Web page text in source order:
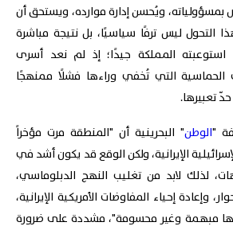
ويُحسن إدارة موارده، ويستحق أن
التحول ليس ترفًا سياسيًا، بل نتيجة مباشرة
استوعبته المملكة جيدًا؛ إذ لم نعد أسرى
الحماسية التي تُخفي وراءها فشلًا ممنهجًا
تعبيرها.
"الوطن" البحرينية أن "المنطقة مرت مؤخراً
الإيرانية، ولكن الوقع قد يكون أشد في
لذلك لابد من تغليب النهج الدبلوماسي،
وإعادة إحياء المفاوضات الأمريكية الإيرانية،
مبهمة وغير محسومة"، مشددة على ضرورة